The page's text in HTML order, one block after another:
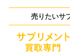
売りたいサ